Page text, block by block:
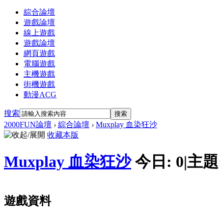
綜合論壇
遊戲論壇
線上遊戲
遊戲論壇
網頁遊戲
電腦遊戲
主機遊戲
街機遊戲
動漫ACG
搜索 搜索
2000FUN論壇 › 綜合論壇 › Muxplay 血染狂沙
收藏本版
Muxplay 血染狂沙 今日: 0|主
遊戲資料